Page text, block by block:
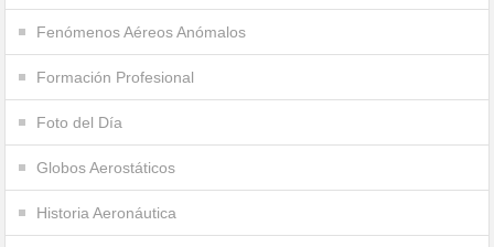
Fenómenos Aéreos Anómalos
Formación Profesional
Foto del Día
Globos Aerostáticos
Historia Aeronáutica